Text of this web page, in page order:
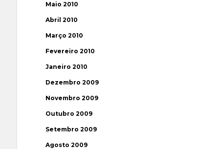
Maio 2010
Abril 2010
Março 2010
Fevereiro 2010
Janeiro 2010
Dezembro 2009
Novembro 2009
Outubro 2009
Setembro 2009
Agosto 2009